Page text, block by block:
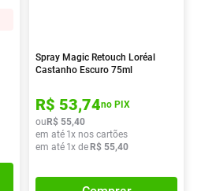
Spray Magic Retouch Loréal
Castanho Escuro 75ml
R$ 53,74no PIX
ouR$ 55,40
em até 1x nos cartões
em até 1x deR$ 55,40